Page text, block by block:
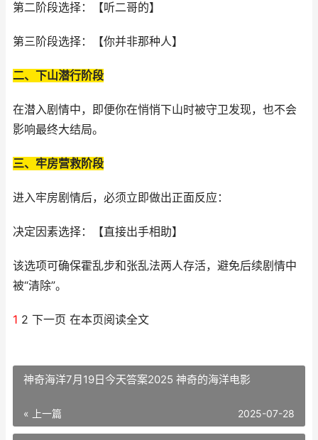
第二阶段选择：【听二哥的】
第三阶段选择：【你并非那种人】
二、下山潜行阶段
在潜入剧情中，即便你在悄悄下山时被守卫发现，也不会
影响最终大结局。
三、牢房营救阶段
进入牢房剧情后，必须立即做出正面反应：
决定因素选择：【直接出手相助】
该选项可确保霍乱步和张乱法两人存活，避免后续剧情中
被“清除”。
1 2 下一页 在本页阅读全文
神奇海洋7月19日今天答案2025 神奇的海洋电影
« 上一篇 2025-07-28